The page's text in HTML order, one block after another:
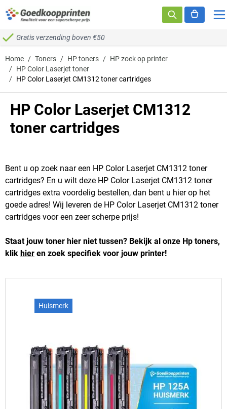
Ga naar de inhoud
Gratis verzending boven €50
Home / Toners / HP toners / HP zoek op printer
/ HP Color Laserjet toner
/ HP Color Laserjet CM1312 toner cartridges
HP Color Laserjet CM1312
toner cartridges
Bent u op zoek naar een HP Color Laserjet CM1312 toner
cartridges? En u wilt deze HP Color Laserjet CM1312 toner
cartridges extra voordelig bestellen, dan bent u hier op het
goede adres! Wij leveren de HP Color Laserjet CM1312 toner
cartridges voor een zeer scherpe prijs!
Staat jouw toner hier niet tussen? Bekijk al onze Hp toners,
klik hier en zoek specifiek voor jouw printer!
Huismerk